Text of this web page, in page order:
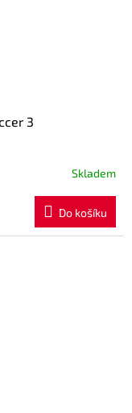
3
Skladem
Do košíku